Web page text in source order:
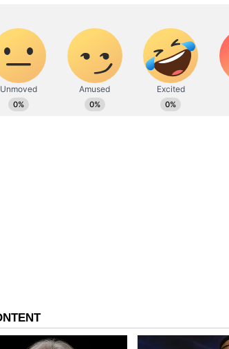
ಭಾರತ ತಂಡವು ಲಂಕಾ ಎದುರು ಅದ್ಭುತವಾಗಿ
ಸಣ್ಣ ಮೊತ್ತವನ್ನು ರಕ್ಷಿಸಿಕೊಳ್ಳಲು ಬುಮ್ರಾ
ಅಪ್ಪಟ ಮಲೆನಾಡಿನ ಹುಡುಗ. ಕುವೆಂಪು ವಿವಿಯ
ಲೋಕಕ್ಕೆ ಕಾಲಿಟ್ಟವನು. ಡಿಜಿಟಲ್‌ ಮಾಧ್ಯಮ
ಸಾಹಿತ್ಯದಲ್ಲಿದೆ ಆಸಕ್ತಿ. ಕ್ರೀಡಾ ಸುದ್ದಿಯೇ ನನ್ನ